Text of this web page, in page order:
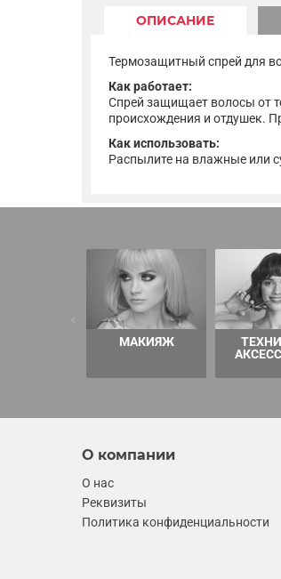
ОПИСАНИЕ
Термозащитный спрей для
Как работает:
Спрей защищает волосы от
происхождения и отдушек.
Как использовать:
Распылите на влажные или
МАКИЯЖ
О компании
О нас
Реквизиты
Политика конфиденциальности